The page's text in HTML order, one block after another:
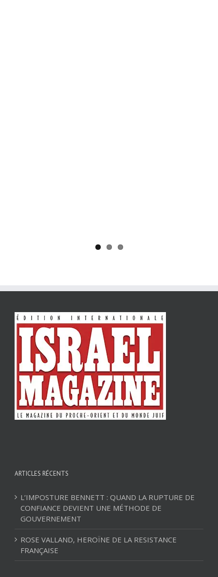
ARTICLES RÉCENTS
L’IMPOSTURE BENNETT : QUAND LA RUPTURE DE
CONFIANCE DEVIENT UNE MÉTHODE DE
GOUVERNEMENT
ROSE VALLAND, HEROÏNE DE LA RESISTANCE
FRANÇAISE